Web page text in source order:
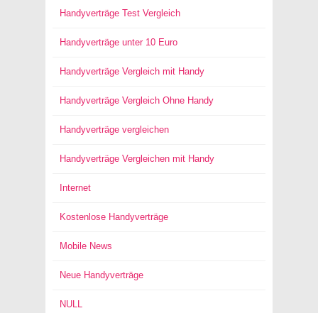
Handyverträge Test Vergleich
Handyverträge unter 10 Euro
Handyverträge Vergleich mit Handy
Handyverträge Vergleich Ohne Handy
Handyverträge vergleichen
Handyverträge Vergleichen mit Handy
Internet
Kostenlose Handyverträge
Mobile News
Neue Handyverträge
NULL